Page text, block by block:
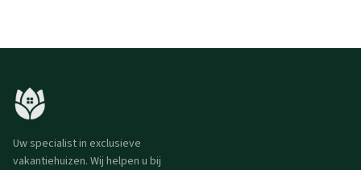
Uw specialist in exclusieve
vakantiehuizen. Wij helpen u bij